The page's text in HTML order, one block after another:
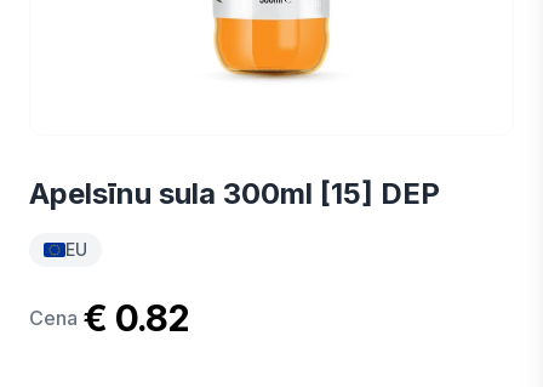
Apelsīnu sula 300ml [15] DEP
EU
Cena € 0.82